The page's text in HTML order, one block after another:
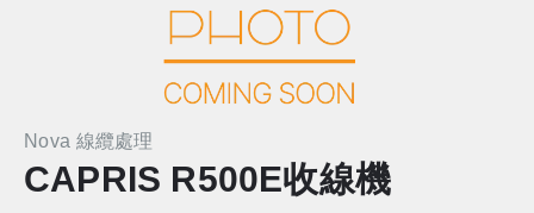
Nova 線纜處理
CAPRIS R500E收線機